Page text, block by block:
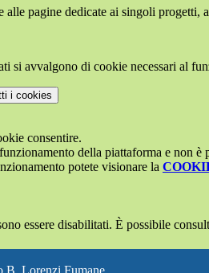
alle pagine dedicate ai singoli
si avvalgono di cookie necessari al
i cookies
consentire.
della piattaforma e non è
potete visionare la
essere disabilitati. È possibile